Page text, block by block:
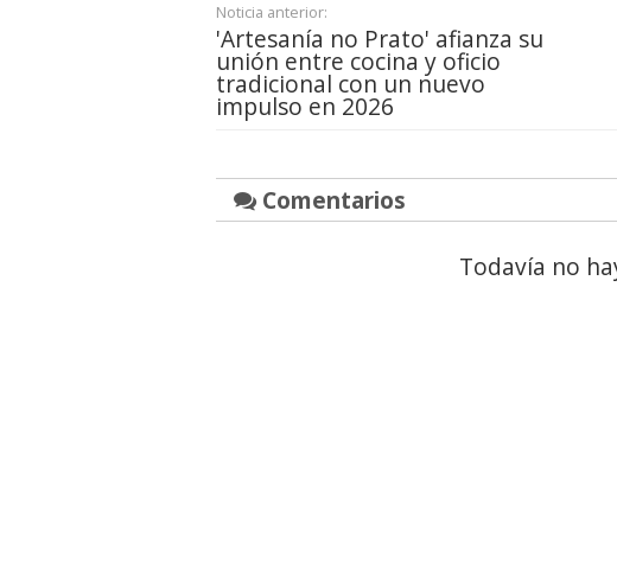
Noticia anterior:
'Artesanía no Prato' afianza su
unión entre cocina y oficio
tradicional con un nuevo
impulso en 2026
Comentarios
Todavía no